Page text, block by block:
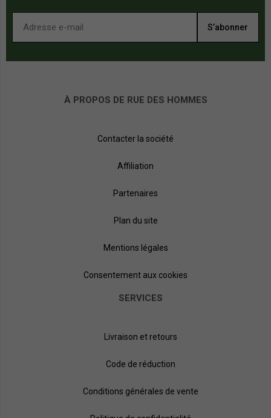
S’abonner
À PROPOS DE RUE DES HOMMES
Contacter la société
Affiliation
Partenaires
Plan du site
Mentions légales
Consentement aux cookies
SERVICES
Livraison et retours
Code de réduction
Conditions générales de vente